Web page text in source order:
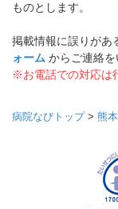
ものとします。
掲載情報に誤りがあ
ォーム からご連絡を
※お電話での対応は
病院なびトップ> 熊